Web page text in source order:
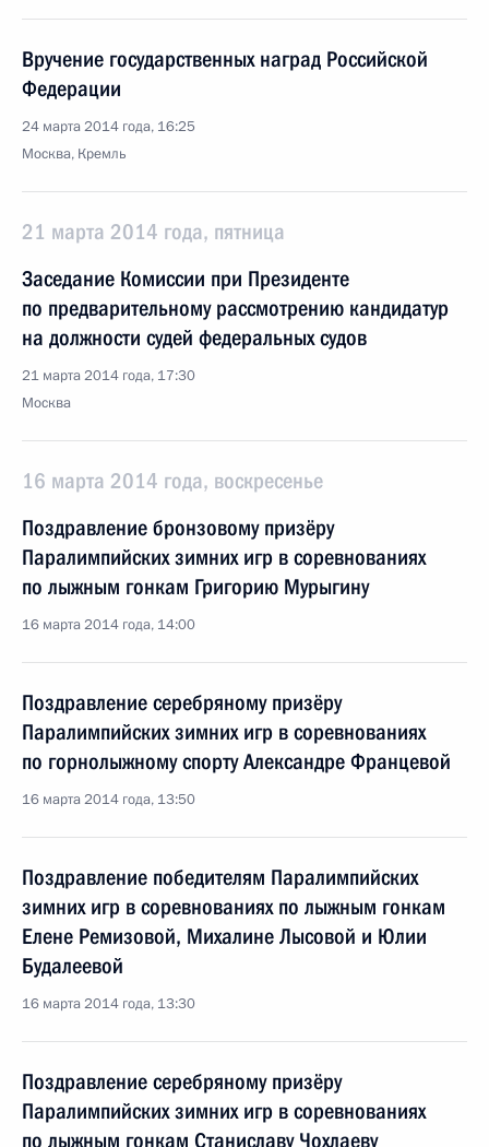
Вручение государственных наград Российской
Федерации
24 марта 2014 года, 16:25
Москва, Кремль
21 марта 2014 года, пятница
Заседание Комиссии при Президенте
по предварительному рассмотрению кандидатур
на должности судей федеральных судов
21 марта 2014 года, 17:30
Москва
16 марта 2014 года, воскресенье
Поздравление бронзовому призёру
Паралимпийских зимних игр в соревнованиях
по лыжным гонкам Григорию Мурыгину
16 марта 2014 года, 14:00
Поздравление серебряному призёру
Паралимпийских зимних игр в соревнованиях
по горнолыжному спорту Александре Францевой
16 марта 2014 года, 13:50
Поздравление победителям Паралимпийских
зимних игр в соревнованиях по лыжным гонкам
Елене Ремизовой, Михалине Лысовой и Юлии
Будалеевой
16 марта 2014 года, 13:30
Поздравление серебряному призёру
Паралимпийских зимних игр в соревнованиях
по лыжным гонкам Станиславу Чохлаеву